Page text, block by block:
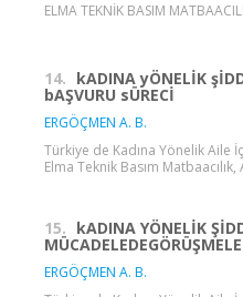
ELMA TEKNİK BASIM
14. kADINA yÖNELİK
bAŞVURU sÜRECİ
ERGÖÇMEN A. B.
Türkiye de Kadına Yönelik Aile
Elma Teknik Basım
15. kADINA YÖNELİK
ERGÖÇMEN A. B.